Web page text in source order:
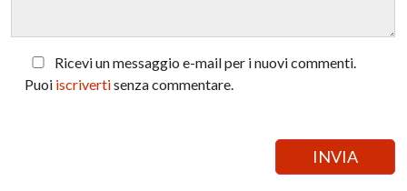
Ricevi un messaggio e-mail per i nuovi commenti.
Puoi iscrivertisenza commentare.